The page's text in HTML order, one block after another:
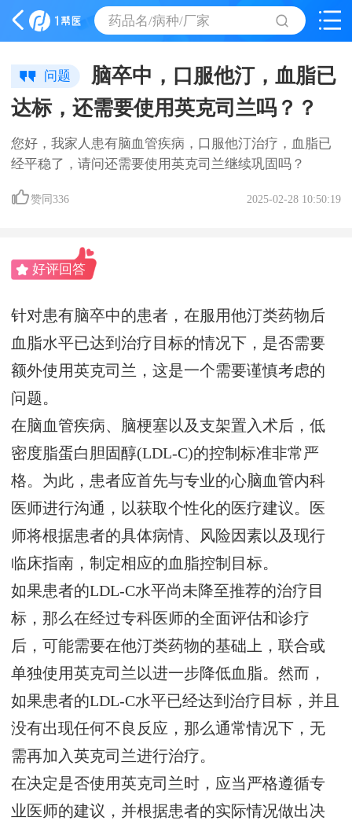
药品名/病种/厂家
问题
脑卒中，口服他汀，血脂已
达标，还需要使用英克司兰吗？？
您好，我家人患有脑血管疾病，口服他汀治疗，血脂已
经平稳了，请问还需要使用英克司兰继续巩固吗？
赞同336 2025-02-28 10:50:19
好评回答
针对患有脑卒中的患者，在服用他汀类药物后
血脂水平已达到治疗目标的情况下，是否需要
额外使用英克司兰，这是一个需要谨慎考虑的
问题。
在脑血管疾病、脑梗塞以及支架置入术后，低
密度脂蛋白胆固醇(LDL-C)的控制标准非常严
格。为此，患者应首先与专业的心脑血管内科
医师进行沟通，以获取个性化的医疗建议。医
师将根据患者的具体病情、风险因素以及现行
临床指南，制定相应的血脂控制目标。
如果患者的LDL-C水平尚未降至推荐的治疗目
标，那么在经过专科医师的全面评估和诊疗
后，可能需要在他汀类药物的基础上，联合或
单独使用英克司兰以进一步降低血脂。然而，
如果患者的LDL-C水平已经达到治疗目标，并且
没有出现任何不良反应，那么通常情况下，无
需再加入英克司兰进行治疗。
在决定是否使用英克司兰时，应当严格遵循专
业医师的建议，并根据患者的实际情况做出决